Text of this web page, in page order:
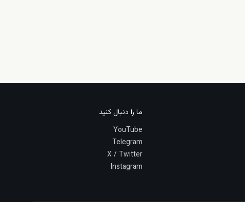
ما را دنبال کنید
YouTube
Telegram
X / Twitter
Instagram